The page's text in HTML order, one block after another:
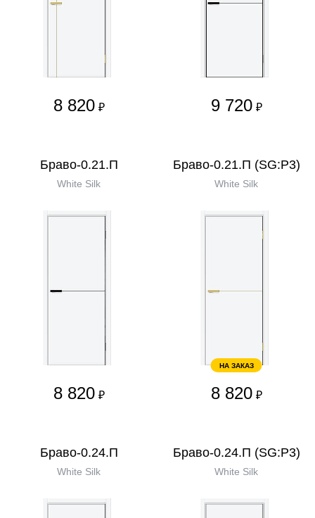
8 820 ₽ 9 720 ₽
Браво-0.21.П
White Silk
8 820 ₽
Браво-0.21.П (SG:P3)
White Silk
НА ЗАКАЗ
8 820 ₽
Браво-0.24.П
White Silk
Браво-0.24.П (SG:P3)
White Silk